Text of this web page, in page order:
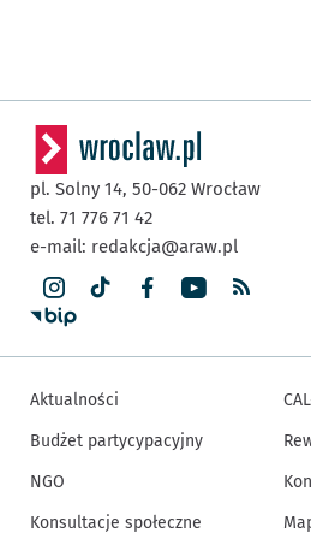
pl. Solny 14, 50-062 Wrocław
tel. 71 776 71 42
e-mail: redakcja@araw.pl
Aktualności
Budżet partycypacyjny
NGO
Konsultacje społeczne